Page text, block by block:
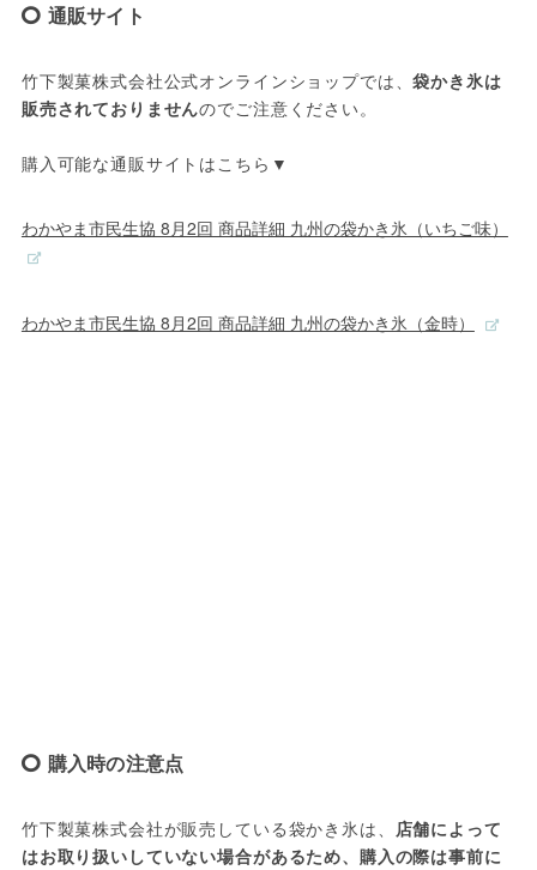
通販サイト
竹下製菓株式会社公式オンラインショップでは、袋かき氷は
販売されておりませんのでご注意ください。
購入可能な通販サイトはこちら▼
わかやま市民生協 8月2回 商品詳細 九州の袋かき氷（いちご味）
わかやま市民生協 8月2回 商品詳細 九州の袋かき氷（金時）
購入時の注意点
竹下製菓株式会社が販売している袋かき氷は、 店舗によって
はお取り扱いしていない場合があるため、購入の際は事前に